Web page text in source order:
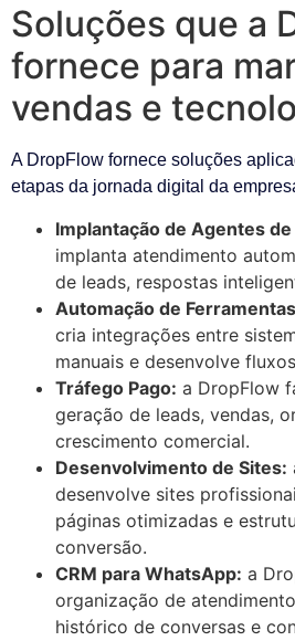
Soluções que a
fornece para
vendas e
A DropFlow fornece soluções
etapas da jornada digital da
Implantação de Agentes de
implanta atendimento
de leads, respostas
Automação de
cria integrações entre
manuais e desenvolve
Tráfego Pago: a DropFlow
geração de leads, vendas,
crescimento comercial.
Desenvolvimento de Sites:
desenvolve sites
páginas otimizadas e
conversão.
CRM para WhatsApp: a
organização de
histórico de conversas e